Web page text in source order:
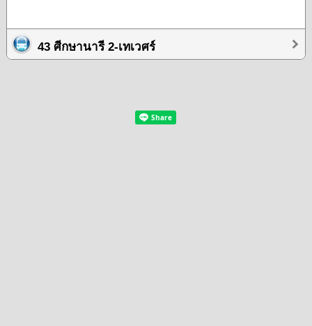
43 ศีกษานารี 2-เทเวศร์